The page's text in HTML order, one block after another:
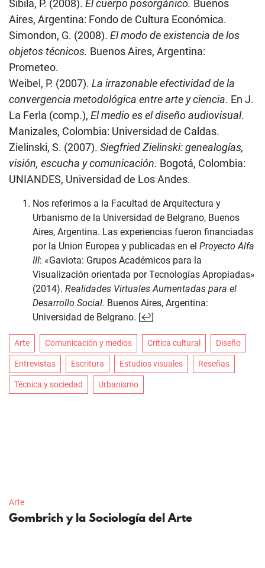
Sibila, P. (2008). El cuerpo posorgánico. Buenos
Aires, Argentina: Fondo de Cultura Económica.
Simondon, G. (2008). El modo de existencia de los
objetos técnicos. Buenos Aires, Argentina:
Prometeo.
Weibel, P. (2007). La irrazonable efectividad de la
convergencia metodológica entre arte y ciencia. En J.
La Ferla (comp.), El medio es el diseño audiovisual.
Manizales, Colombia: Universidad de Caldas.
Zielinski, S. (2007). Siegfried Zielinski: genealogías,
visión, escucha y comunicación. Bogotá, Colombia:
UNIANDES, Universidad de Los Andes.
Nos referimos a la Facultad de Arquitectura y
Urbanismo de la Universidad de Belgrano, Buenos
Aires, Argentina. Las experiencias fueron financiadas
por la Union Europea y publicadas en el Proyecto Alfa
III: «Gaviota: Grupos Académicos para la
Visualización orientada por Tecnologías Apropiadas»
(2014). Realidades Virtuales Aumentadas para el
Desarrollo Social. Buenos Aires, Argentina:
Universidad de Belgrano. [↩]
Arte Comunicación y medios Crítica cultural Diseño
Entrevistas Escritura Estudios visuales Reseñas
Técnica y sociedad Urbanismo
Arte
Gombrich y la Sociología del Arte